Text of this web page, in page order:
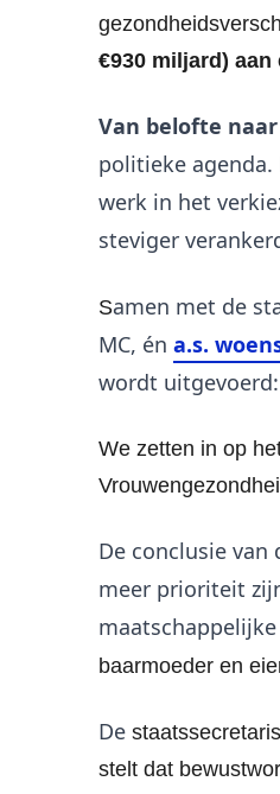
€930 miljard)
Van belofte
politieke agenda.
werk in het
steviger
Samen met de
MC, én a.s.
wordt uitgevoerd:
We zetten in op
De conclusie van
meer prioriteit
baarmoeder en
De
stelt dat